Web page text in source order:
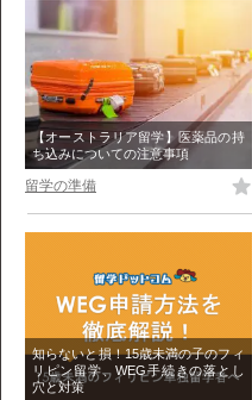
【オーストラリア留学】医薬品の持
ち込みについての注意事項
留学の準備
知らないと損！15歳未満の子のフィ
リピン留学、WEG手続きの落とし
穴と対策